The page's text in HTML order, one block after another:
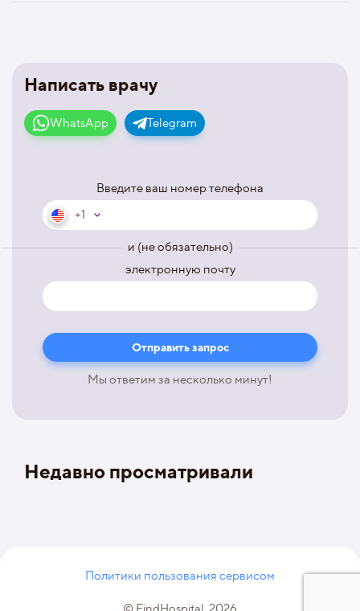
Написать врачу
WhatsApp Telegram
Введите ваш номер телефона
+1
и (не обязательно)
электронную почту
Мы ответим за несколько минут!
Недавно просматривали
Политики пользования сервисом